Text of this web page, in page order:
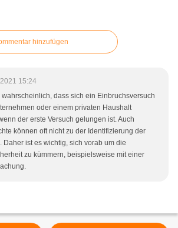
hinzufügen
15:24
wahrscheinlich, dass sich ein Einbruchsversuch
oder einem privaten Haushalt
der erste Versuch gelungen ist. Auch
können oft nicht zu der Identifizierung der
Daher ist es wichtig, sich vorab um die
zu kümmern, beispielsweise mit einer